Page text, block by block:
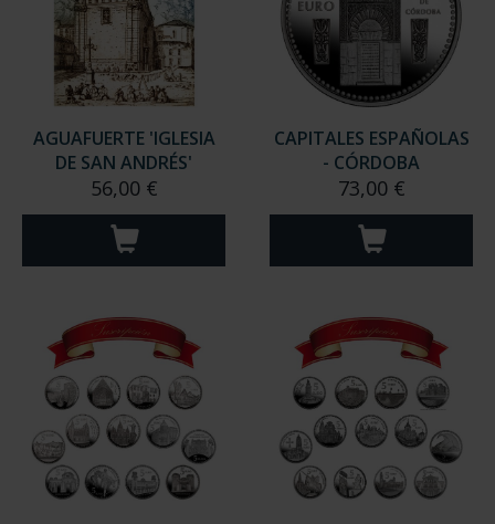
AGUAFUERTE 'IGLESIA
DE SAN ANDRÉS'
56,00 €
CAPITALES ESPAÑOLAS
- CÓRDOBA
73,00 €